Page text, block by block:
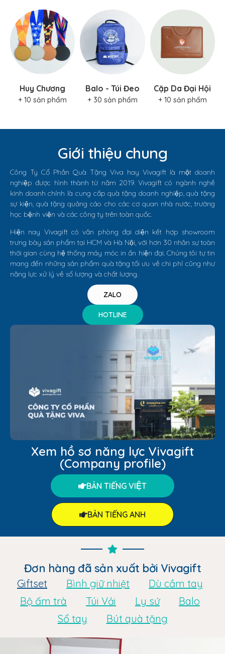
Huy Chương
+ 10 sản phẩm
Balo - Túi Đeo
+ 30 sản phẩm
Cặp Da Đại Hội
+ 10 sản phẩm
Công Ty Cổ Phần Quà Tặng Viva hay Vivagift là một doanh
nghiệp được hình thành từ năm 2019. Vivagift có ngành nghề
kinh doanh chính là cung cấp quà tặng doanh nghiệp, quà tặng
sự kiện, quà tặng quảng cáo cho các cơ quan nhà nước, trường
học bệnh viện và các công ty trên toàn quốc.
Hiện nay Vivagift có văn phòng đại diện kết hợp showroom
trưng bày sản phẩm tại HCM và Hà Nội, với hơn 30 nhân sự toàn
thời gian cùng hệ thống máy móc in ấn hiện đại. Chúng tôi tự tin
mang đến những sản phẩm quà tặng tối ưu về chi phí cũng như
năng lực xử lý về số lượng và chất lượng.
ZALO
HOTLINE
Xem hồ sơ năng lực Vivagift
(Company profile)
BẢN TIẾNG VIỆT
BẢN TIẾNG ANH
Đơn hàng đã sản xuất bởi Vivagift
Giftset Bình giữ nhiệt
Dù cầm tay
Bộ ấm trà
Túi Vải Ly sứ
Balo
Sổ tay
Bút quà tặng